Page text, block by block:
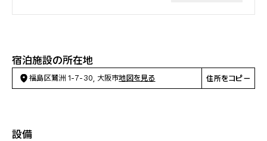
宿泊施設の所在地
福島区鷺洲 1-7-30, 大阪市地図を見る 住所をコピー
設備